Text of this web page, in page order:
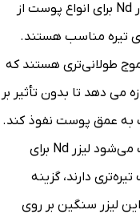
دستگاه های لیزر Nd برای انواع پوست از
تیره مناسب هستند.
طولانی‌تری هستند که
می دهد تا بدون تأثیر بر
به عمق پوست نفوذ کند.
این ویژگی باعث می‌شود لیزر Nd برای
دارند، گزینه
این لیزر سنگین بر روی